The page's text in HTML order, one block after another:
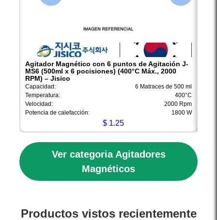
Agitador Magnético con 6 puntos de Agitación J-
MS6 (500ml x 6 pocisiones) (400°C Máx., 2000
RPM) – Jisico
Capacidad:
6 Matraces de 500 ml
Temperatura:
400°C
Velocidad:
2000 Rpm
Potencia de calefacción:
1800 W
$ 1.25
Ver categoria Agitadores
Magnéticos
Productos vistos recientemente